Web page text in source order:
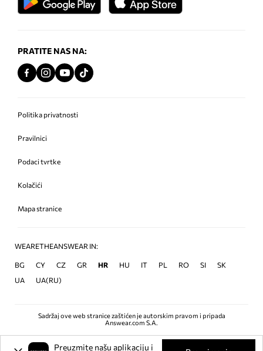
PRATITE NAS NA:
Politika privatnosti
Pravilnici
Podaci tvrtke
Kolačići
Mapa stranice
WEARETHEANSWEAR IN:
BG CY CZ GR HR HU IT PL RO SI
SK
UA
UA(RU)
Sadržaj ove web stranice zaštićen je autorskim pravom i pripada
Answear.com S.A.
Preuzmite našu aplikaciju i